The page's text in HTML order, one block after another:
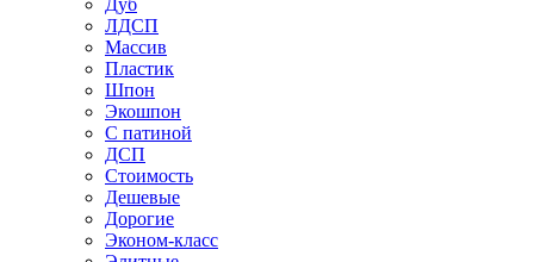
Дуб
ЛДСП
Массив
Пластик
Шпон
Экошпон
С патиной
ДСП
Стоимость
Дешевые
Дорогие
Эконом-класс